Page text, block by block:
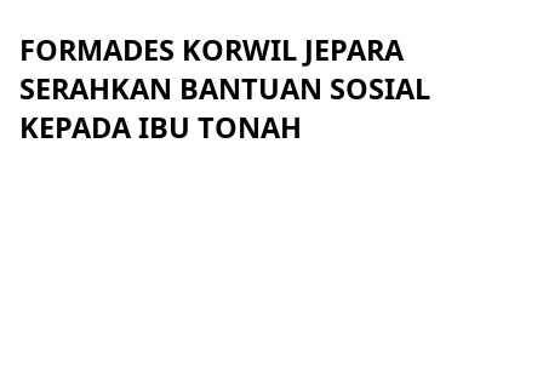
FORMADES KORWIL JEPARA
SERAHKAN BANTUAN SOSIAL
KEPADA IBU TONAH